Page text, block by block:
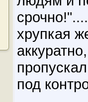
хрупкая
под